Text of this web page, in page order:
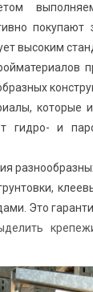
покупают
высоким
которые
гидро- и
Это